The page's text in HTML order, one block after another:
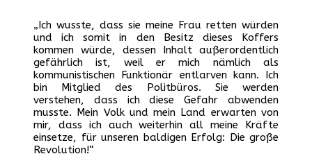
„Ich wusste, dass sie meine Frau retten würden
und ich somit in den Besitz dieses Koffers
kommen würde, dessen Inhalt außerordentlich
gefährlich ist, weil er mich nämlich als
kommunistischen Funktionär entlarven kann. Ich
bin Mitglied des Politbüros. Sie werden
verstehen, dass ich diese Gefahr abwenden
musste. Mein Volk und mein Land erwarten von
mir, dass ich auch weiterhin all meine Kräfte
einsetze, für unseren baldigen Erfolg: Die große
Revolution!“